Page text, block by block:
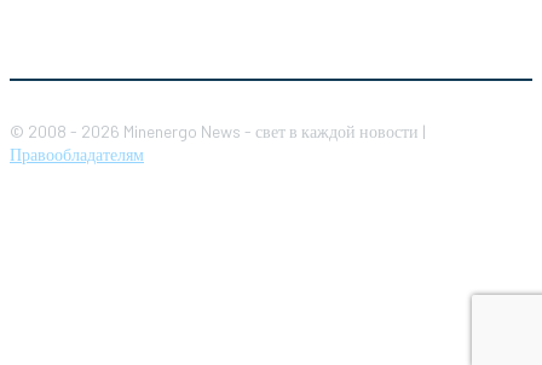
© 2008 - 2026 Minenergo News - свет в каждой новости |
Правообладателям